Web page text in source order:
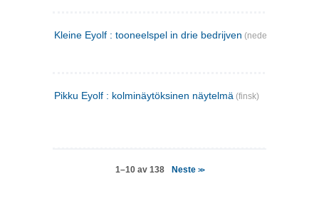
Kleine Eyolf : tooneelspel in drie bedrijven (nederlandsk)
Pikku Eyolf : kolminäytöksinen näytelmä (finsk)
1–10 av 138 Neste >>